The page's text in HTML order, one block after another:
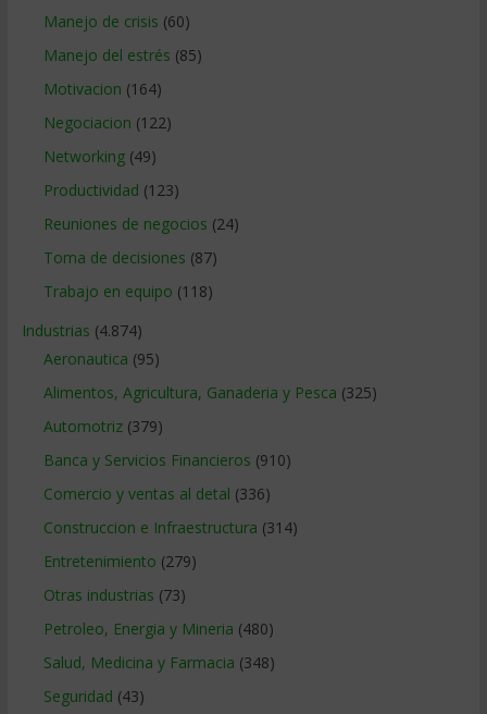
Manejo de crisis (60)
Manejo del estrés (85)
Motivacion (164)
Negociacion (122)
Networking(49)
Productividad (123)
Reuniones de negocios (24)
Toma de decisiones (87)
Trabajo en equipo (118)
Industrias (4.874)
Aeronautica (95)
Alimentos, Agricultura, Ganaderia y Pesca (325)
Automotriz(379)
Banca y Servicios Financieros (910)
Comercio y ventas al detal (336)
Construccion e Infraestructura (314)
Entretenimiento (279)
Otras industrias (73)
Petroleo, Energia y Mineria (480)
Salud, Medicina y Farmacia (348)
Seguridad (43)